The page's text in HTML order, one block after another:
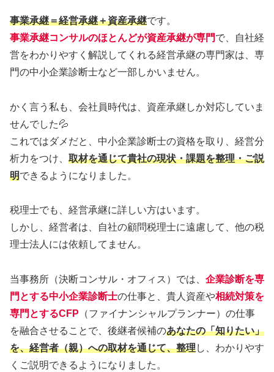
事業承継＝経営承継＋資産承継です。
事業承継コンサルのほとんどが資産承継が専門で、自社経
営をわかりやすく解説してくれる経営承継の専門家は、専
門の中小企業診断士など一部しかいません。
かく言う私も、会社員時代は、資産承継しか対応していま
せんでした💦
これではダメだと、中小企業診断士の資格を取り、経営分
析力をつけ、 取材を通じて貴社の現状・課題を整理・ご説
明できるようになりました。
税理士でも、経営承継に詳しい方はいます。
しかし、経営者は、自社の顧問税理士に遠慮して、他の税
理士法人には依頼してません。
当事務所（決断コンサル・オフィス）では、 企業診断を専
門とする中小企業診断士の仕事と、貴人資産や相続対策を
専門とするCFP （ファイナンシャルプランナー）の仕事
を融合させることで、後継者候補のあなたの「知りたい」
を、経営者（親）への取材を通じて、整理し、わかりやす
くご説明できるようになりました。